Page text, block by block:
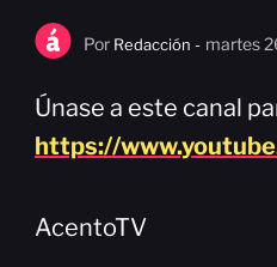
Por Redacción - martes
Únase a este canal
https://
AcentoTV